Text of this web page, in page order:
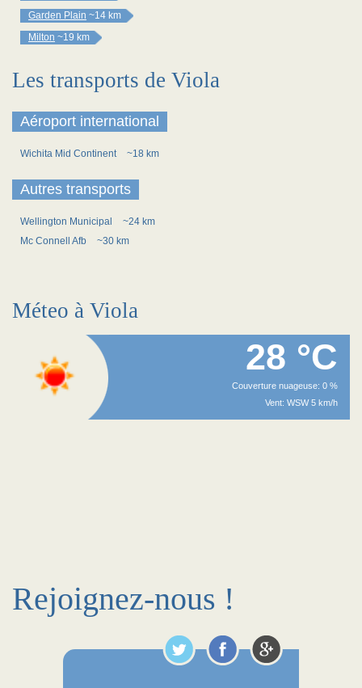
Garden Plain ~14 km
Milton ~19 km
Les transports de Viola
Aéroport international
Wichita Mid Continent ~18 km
Autres transports
Wellington Municipal
~24 km
Mc Connell Afb
~30 km
Méteo à Viola
28 °C
Couverture nuageuse: 0 %
Vent: WSW 5 km/h
Rejoignez-nous !